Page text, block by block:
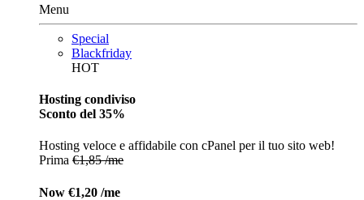
Menu
Special
Blackfriday
HOT
Hosting condiviso
Sconto del 35%
Hosting veloce e affidabile con cPanel per il tuo sito web!
Prima €1,85 /me
Now €1,20 /me